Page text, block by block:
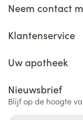
Neem contact
Klantenservice
Uw apotheek
Nieuwsbrief
Blijf op de hoogte